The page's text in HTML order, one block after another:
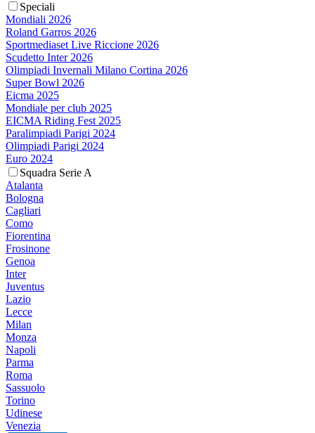
Speciali
Mondiali 2026
Roland Garros 2026
Sportmediaset Live Riccione 2026
Scudetto Inter 2026
Olimpiadi Invernali Milano Cortina 2026
Super Bowl 2026
Eicma 2025
Mondiale per club 2025
EICMA Riding Fest 2025
Paralimpiadi Parigi 2024
Olimpiadi Parigi 2024
Euro 2024
Squadra Serie A
Atalanta
Bologna
Cagliari
Como
Fiorentina
Frosinone
Genoa
Inter
Juventus
Lazio
Lecce
Milan
Monza
Napoli
Parma
Roma
Sassuolo
Torino
Udinese
Venezia